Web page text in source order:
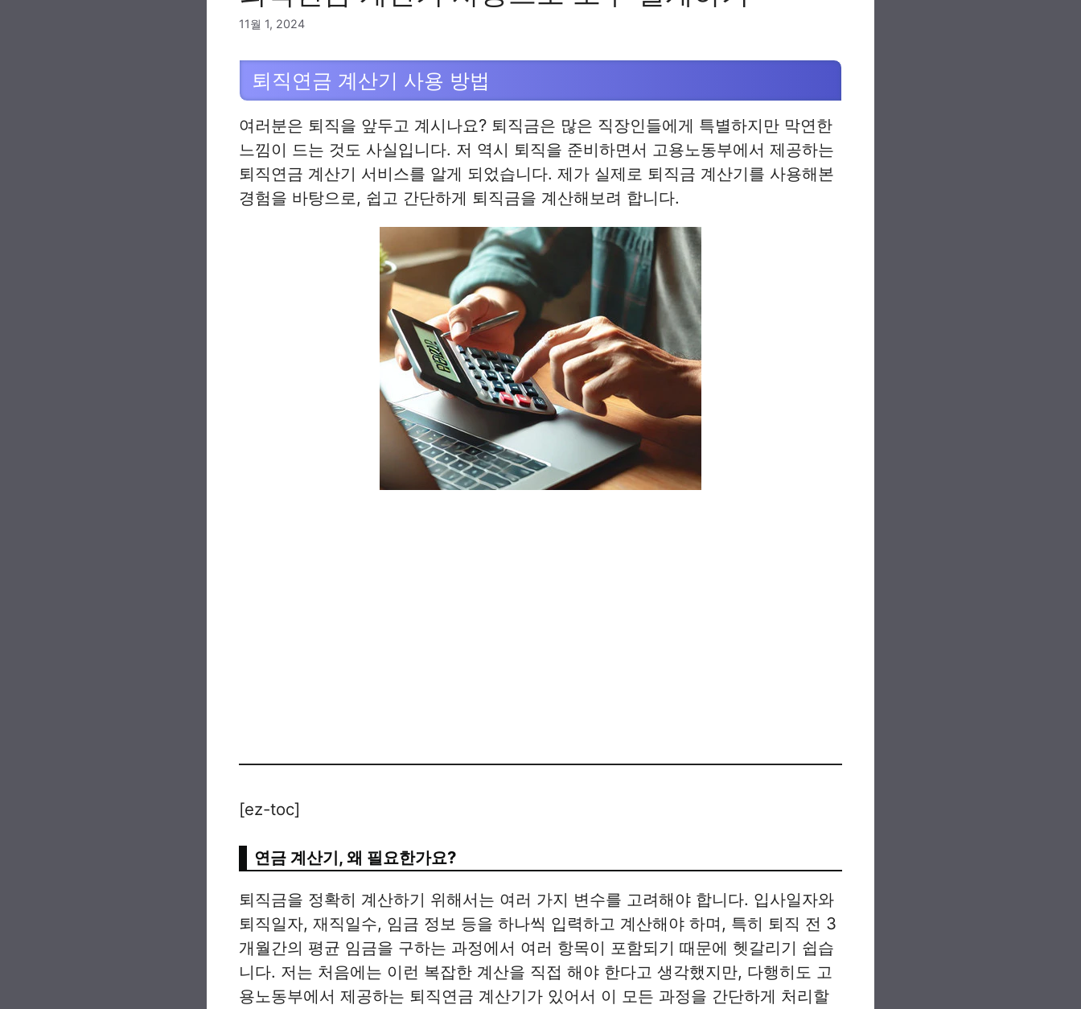
11월 1, 2024
퇴직연금 계산기 사용 방법
여러분은 퇴직을 앞두고 계시나요? 퇴직금은 많은 직장인들에게 특별하지만 막연한
느낌이 드는 것도 사실입니다. 저 역시 퇴직을 준비하면서 고용노동부에서 제공하는
퇴직연금 계산기 서비스를 알게 되었습니다. 제가 실제로 퇴직금 계산기를 사용해본
경험을 바탕으로, 쉽고 간단하게 퇴직금을 계산해보려 합니다.
[ez-toc]
연금 계산기, 왜 필요한가요?
퇴직금을 정확히 계산하기 위해서는 여러 가지 변수를 고려해야 합니다. 입사일자와
퇴직일자, 재직일수, 임금 정보 등을 하나씩 입력하고 계산해야 하며, 특히 퇴직 전 3
개월간의 평균 임금을 구하는 과정에서 여러 항목이 포함되기 때문에 헷갈리기 쉽습
니다. 저는 처음에는 이런 복잡한 계산을 직접 해야 한다고 생각했지만, 다행히도 고
용노동부에서 제공하는 퇴직연금 계산기가 있어서 이 모든 과정을 간단하게 처리할